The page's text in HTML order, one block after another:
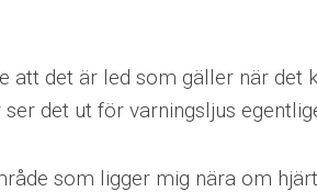
att det är led som gäller när det
det ut för varningsljus
som ligger mig nära om